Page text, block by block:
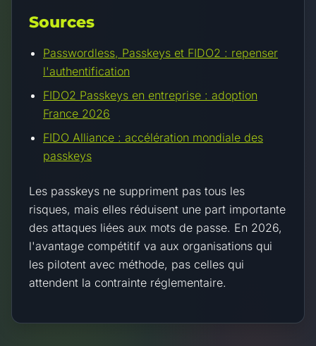
Sources
Passwordless, Passkeys et FIDO2 : repenser
l'authentification
FIDO2 Passkeys en entreprise : adoption
France 2026
FIDO Alliance : accélération mondiale des
passkeys
Les passkeys ne suppriment pas tous les
risques, mais elles réduisent une part importante
des attaques liées aux mots de passe. En 2026,
l'avantage compétitif va aux organisations qui
les pilotent avec méthode, pas celles qui
attendent la contrainte réglementaire.